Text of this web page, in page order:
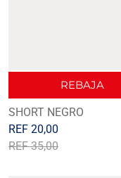
REBAJA
SHORT NEGRO
REF35,00
REF 20,00